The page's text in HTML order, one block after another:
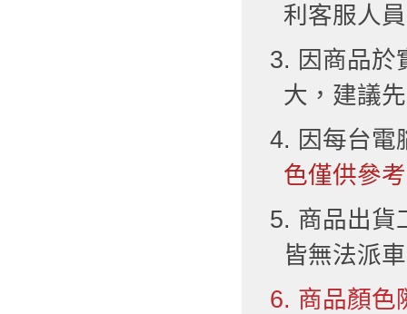
利客服人
3. 因商品於
大，建議
4. 因每台電
色僅供參
5. 商品出貨
皆無法派
6. 商品顏色